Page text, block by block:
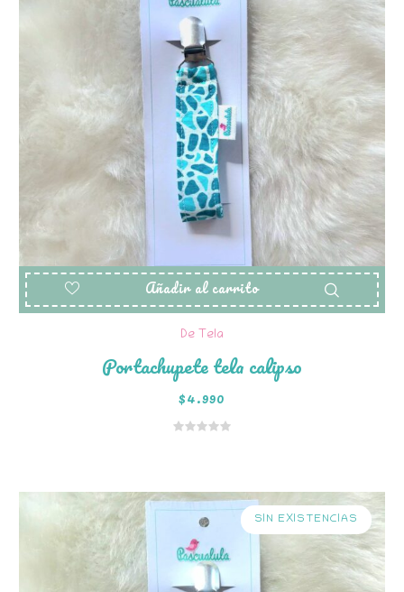
Añadir al carrito
De Tela
Portachupete tela calipso
$4.990
SIN EXISTENCIAS